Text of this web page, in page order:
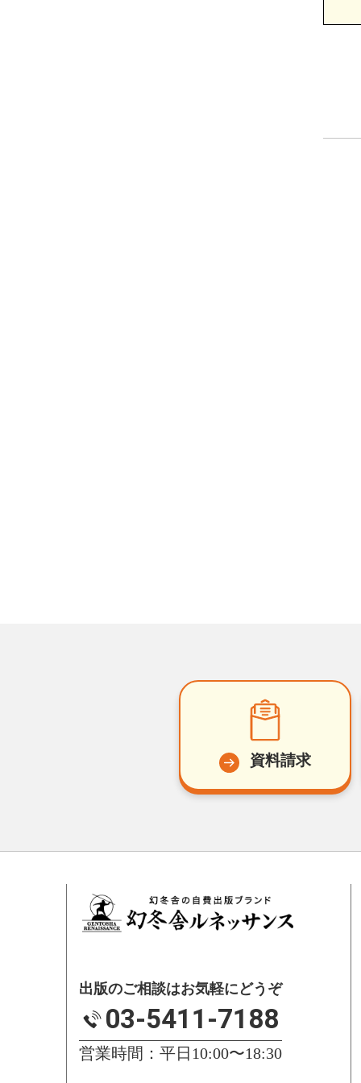
資料請求
出版のご相談はお気軽にどうぞ
03-5411-7188
営業時間：平日10:00〜18:30